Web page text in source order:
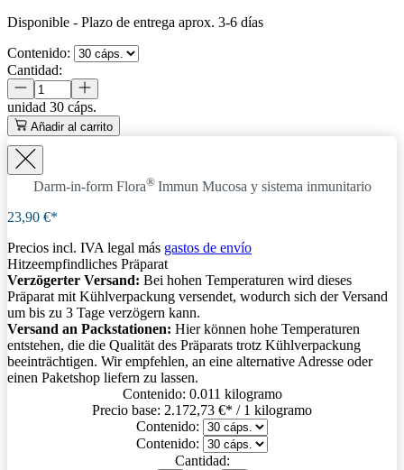
Disponible - Plazo de entrega aprox. 3-6 días
Contenido:
Cantidad:
unidad 30 cáps.
Añadir al carrito
Darm-in-form Flora® Immun Mucosa y sistema inmunitario
23,90 €*
Precios incl. IVA legal más gastos de envío
Hitzeempfindliches Präparat
Verzögerter Versand: Bei hohen Temperaturen wird dieses
Präparat mit Kühlverpackung versendet, wodurch sich der Versand
um bis zu 3 Tage verzögern kann.
Versand an Packstationen: Hier können hohe Temperaturen
entstehen, die die Qualität des Präparats trotz Kühlverpackung
beeinträchtigen. Wir empfehlen, an eine alternative Adresse oder
einen Paketshop liefern zu lassen.
Contenido: 0.011 kilogramo
Precio base: 2.172,73 €* / 1 kilogramo
Contenido:
Contenido:
Cantidad: